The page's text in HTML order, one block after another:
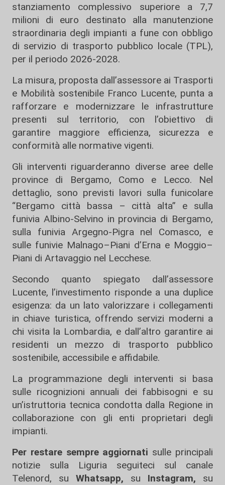
stanziamento complessivo superiore a 7,7
milioni di euro destinato alla manutenzione
straordinaria degli impianti a fune con obbligo
di servizio di trasporto pubblico locale (TPL),
per il periodo 2026-2028.
La misura, proposta dall’assessore ai Trasporti
e Mobilità sostenibile Franco Lucente, punta a
rafforzare e modernizzare le infrastrutture
presenti sul territorio, con l’obiettivo di
garantire maggiore efficienza, sicurezza e
conformità alle normative vigenti.
Gli interventi riguarderanno diverse aree delle
province di
Bergamo, Como e Lecco. Nel
dettaglio, sono previsti lavori sulla funicolare
“Bergamo città bassa – città alta” e sulla
funivia Albino-Selvino in provincia di Bergamo,
sulla funivia Argegno-Pigra nel Comasco, e
sulle funivie Malnago–Piani d’Erna e Moggio–
Piani di Artavaggio nel Lecchese.
Secondo quanto spiegato dall’assessore
Lucente, l’investimento risponde a una duplice
esigenza: da un lato valorizzare i collegamenti
in chiave turistica, offrendo servizi moderni a
chi visita la Lombardia, e dall’altro garantire ai
residenti un mezzo di trasporto pubblico
sostenibile, accessibile e affidabile.
La programmazione degli interventi si basa
sulle ricognizioni annuali dei fabbisogni e su
un’istruttoria tecnica condotta dalla Regione in
collaborazione con gli enti proprietari degli
impianti.
Per restare sempre aggiornati sulle principali
notizie sulla Liguria seguiteci sul canale
Telenord, su
Whatsapp, su Instagram, su